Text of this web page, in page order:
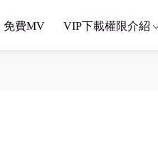
免費MV VIP下載權限介紹